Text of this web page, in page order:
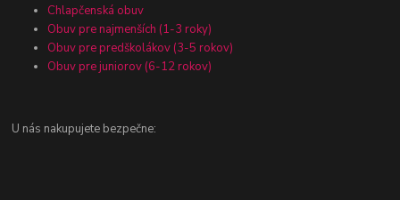
Chlapčenská obuv
Obuv pre najmenších (1-3 roky)
Obuv pre predškolákov (3-5 rokov)
Obuv pre juniorov (6-12 rokov)
U nás nakupujete bezpečne: